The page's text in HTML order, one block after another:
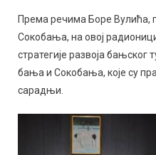
Према речима Боре Вулића,
Сокобања, на овој
стратегије развоја
бања и Сокобања, које су
сарадњи.